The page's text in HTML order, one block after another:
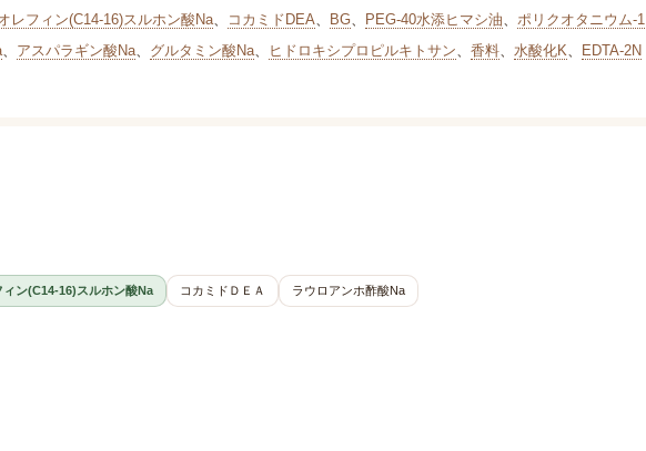
レフィン(C14-16)スルホン酸Na、 コカミドDEA、 BG、 PEG-40水添ヒマシ油、 ポリクオタニウム-1
、 アスパラギン酸Na、 グルタミン酸Na、 ヒドロキシプロピルキトサン、 香料、 水酸化K、
EDTA-2N
ィン(C14-16)スルホン酸Na コカミドＤＥＡ
ラウロアンホ酢酸Na